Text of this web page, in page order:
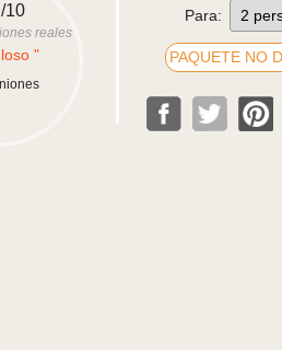
Para:
PAQUETE NO
/10
reales
"